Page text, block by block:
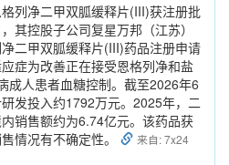
列净二甲双胍缓释片(III)获注册批
其控股子公司复星万邦（江苏）
二甲双胍缓释片(III)药品注册申请
症为改善正在接受恩格列净和盐
成人患者血糖控制。截至2026年6
发投入约1792万元。2025年，二
销售额约为6.74亿元。该药品获
情况有不确定性。
来自: 7x24